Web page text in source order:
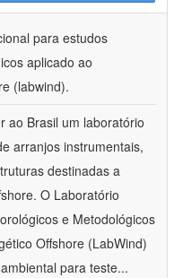
para estudos
aplicado ao
(labwind).
ao Brasil um laboratório
arranjos instrumentais,
destinadas a
O Laboratório
e Metodológicos
Offshore (LabWind)
para teste...